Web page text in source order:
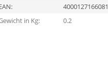
4000127166081
in Kg:
0.2